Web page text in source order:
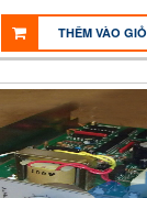
THÊM VÀO GIỎ